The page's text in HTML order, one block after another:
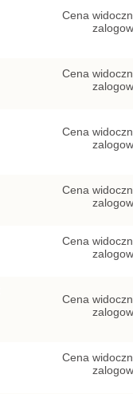
Cena
Cena
Cena
Cena
Cena
Cena
Cena